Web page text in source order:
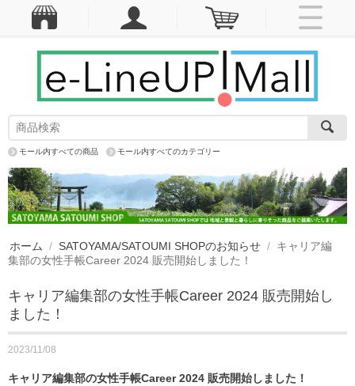
モール内すべての商品 モール内すべてのカテゴリー
ホーム / SATOYAMA/SATOUMI SHOPのお知らせ / キャリア編
集部の女性手帳Career 2024 販売開始しました！
キャリア編集部の女性手帳Career 2024 販売開始し
ました！
2023/11/08
キャリア編集部の女性手帳Career 2024 販売開始しました！